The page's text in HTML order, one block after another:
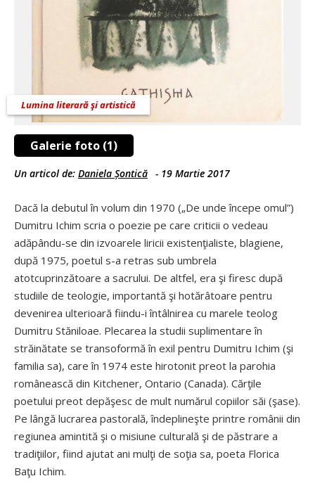
Galerie foto (1)
Lumina literară şi artistică
Un articol de: Daniela Șontică - 19 Martie 2017
Dacă la debutul în volum din 1970 („De unde începe omul”)
Dumitru Ichim scria o poezie pe care criticii o vedeau
adăpându-se din izvoarele liricii existenţialiste, blagiene,
după 1975, poetul s-a retras sub umbrela
atotcuprinzătoare a sacrului. De altfel, era şi firesc după
studiile de teologie, importantă şi hotărâtoare pentru
devenirea ulterioară fiindu-i întâlnirea cu marele teolog
Dumitru Stăniloae. Plecarea la studii suplimentare în
străinătate se transoformă în exil pentru Dumitru Ichim (şi
familia sa), care în 1974 este hirotonit preot la parohia
românească din Kitchener, Ontario (Canada). Cărţile
poetului preot depăşesc de mult numărul copiilor săi (şase).
Pe lângă lucrarea pastorală, îndeplineşte printre românii din
regiunea amintită şi o misiune culturală şi de păstrare a
tradiţiilor, fiind ajutat ani mulţi de soţia sa, poeta Florica
Baţu Ichim.